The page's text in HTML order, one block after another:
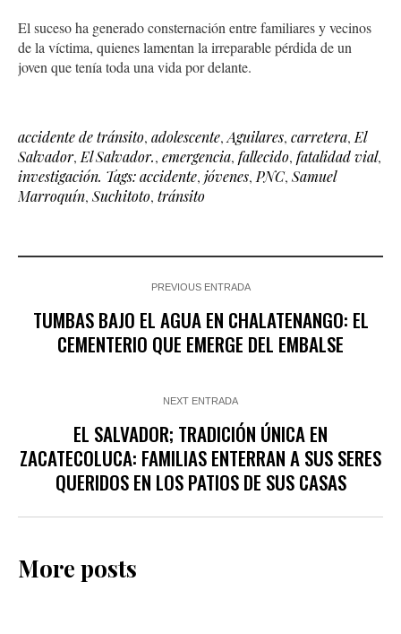
El suceso ha generado consternación entre familiares y vecinos
de la víctima, quienes lamentan la irreparable pérdida de un
joven que tenía toda una vida por delante.
accidente de tránsito, adolescente, Aguilares, carretera, El
Salvador, El Salvador., emergencia, fallecido, fatalidad vial,
investigación. Tags: accidente, jóvenes, PNC, Samuel
Marroquín, Suchitoto, tránsito
PREVIOUS ENTRADA
TUMBAS BAJO EL AGUA EN CHALATENANGO: EL
CEMENTERIO QUE EMERGE DEL EMBALSE
NEXT ENTRADA
EL SALVADOR; TRADICIÓN ÚNICA EN
ZACATECOLUCA: FAMILIAS ENTERRAN A SUS SERES
QUERIDOS EN LOS PATIOS DE SUS CASAS
More posts